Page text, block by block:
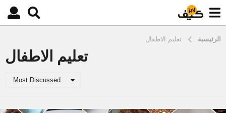
الرئيسية تعليم الاطفال
تعليم الاطفال
Most Discussed